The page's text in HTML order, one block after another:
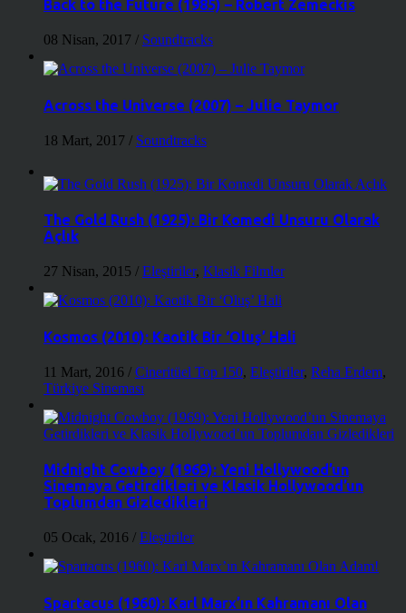
Back to the Future (1985) – Robert Zemeckis
08 Nisan, 2017 / Soundtracks
Across the Universe (2007) – Julie Taymor
18 Mart, 2017 / Soundtracks
The Gold Rush (1925): Bir Komedi Unsuru Olarak
Açlık
27 Nisan, 2015 / Eleştiriler, Klasik Filmler
Kosmos (2010): Kaotik Bir ‘Oluş’ Hali
11 Mart, 2016 / Cineritüel Top 150, Eleştiriler, Reha Erdem,
Türkiye Sineması
Midnight Cowboy (1969): Yeni Hollywood’un
Sinemaya Getirdikleri ve Klasik Hollywood’un
Toplumdan Gizledikleri
05 Ocak, 2016 / Eleştiriler
Spartacus (1960): Karl Marx’ın Kahramanı Olan